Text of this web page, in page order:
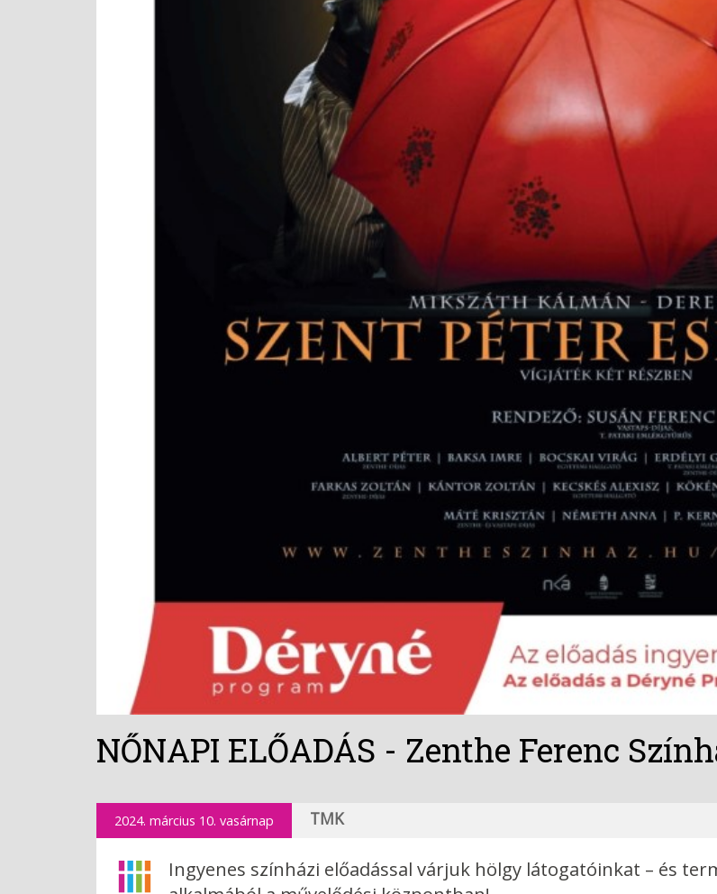
NŐNAPI ELŐADÁS - Zenthe Ferenc
2024. március 10. vasárnap TMK
Ingyenes színházi előadással várjuk hölgy látogatóinkat – és